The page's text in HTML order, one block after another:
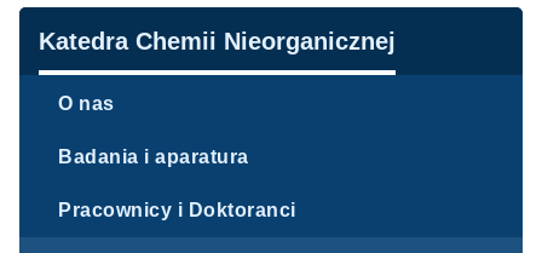
Nawigacja
Katedra Chemii Nieorganicznej
O nas
Badania i aparatura
Pracownicy i Doktoranci